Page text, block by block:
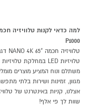
P1000
מגוון, זמינות ושירות בלתי
שוות לך פי אלף!